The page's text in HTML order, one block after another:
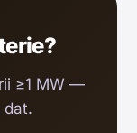
≥1 MW —
dat.